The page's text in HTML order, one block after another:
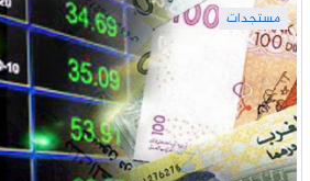
مستجدات